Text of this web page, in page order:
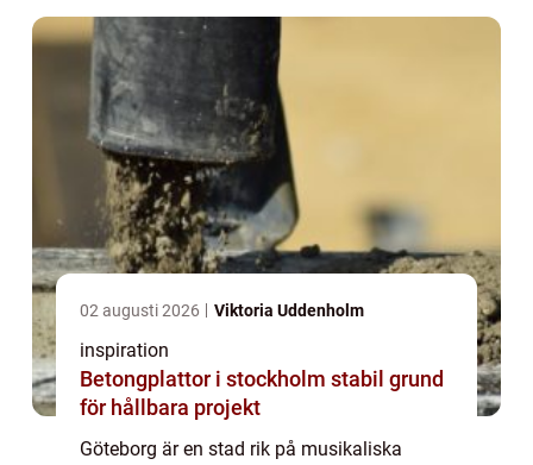
02 augusti 2026 Viktoria Uddenholm
inspiration
Betongplattor i stockholm stabil grund
för hållbara projekt
Göteborg är en stad rik på musikaliska